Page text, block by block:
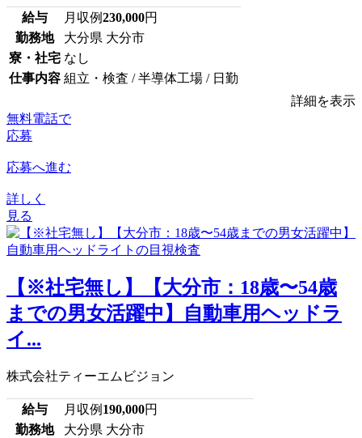
給与 月収例230,000円
勤務地
大分県 大分市
寮・社宅 なし
仕事内容 組立・検査 / 半導体工場 / 日勤
詳細を表示
無料電話で
応募
応募へ進む
詳しく
見る
【※社宅無し】【大分市：18歳〜54歳
までの男女活躍中】自動車用ヘッドラ
イ...
株式会社ティーエムビジョン
給与 月収例 190,000円
勤務地
大分県 大分市